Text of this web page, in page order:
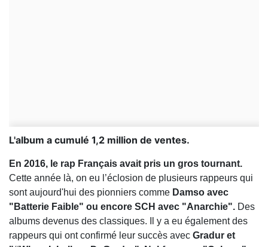
L'album a cumulé 1,2 million de ventes.
En 2016, le rap Français avait pris un gros tournant.
Cette année là, on eu l’éclosion de plusieurs rappeurs qui
sont aujourd'hui des pionniers comme Damso avec
"Batterie Faible" ou encore SCH avec "Anarchie". Des
albums devenus des classiques. Il y a eu également des
rappeurs qui ont confirmé leur succès avec Gradur et